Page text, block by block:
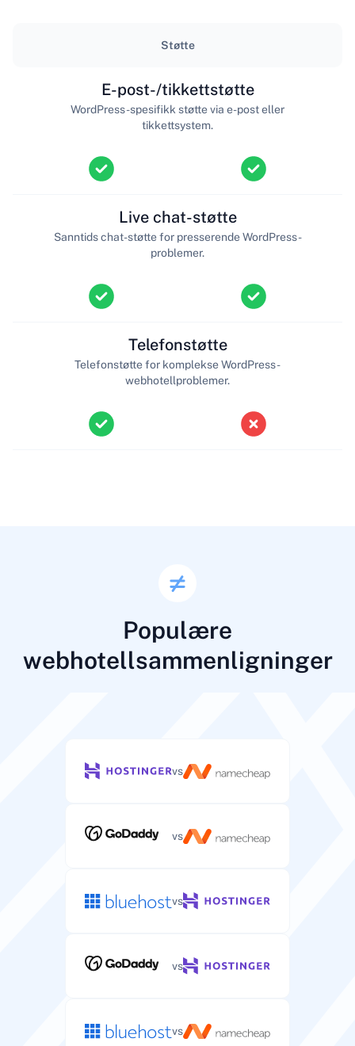
Støtte
E-post-/tikkettstøtte
WordPress-spesifikk støtte via e-post eller
tikkettsystem.
Live chat-støtte
Sanntids chat-støtte for presserende WordPress-
problemer.
Telefonstøtte
Telefonstøtte for komplekse WordPress-
webhotellproblemer.
Populære
webhotellsammenligninger
vs
vs
vs
vs
vs